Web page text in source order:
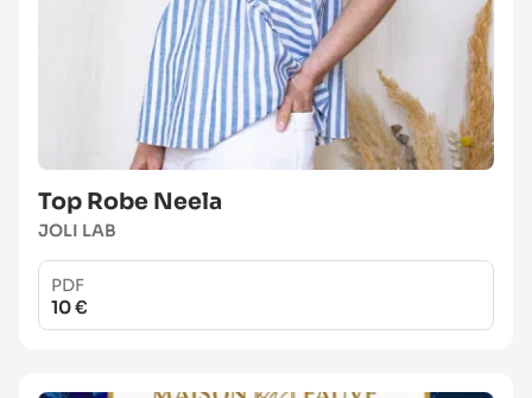
Top Robe Neela
JOLI LAB
PDF
10 €